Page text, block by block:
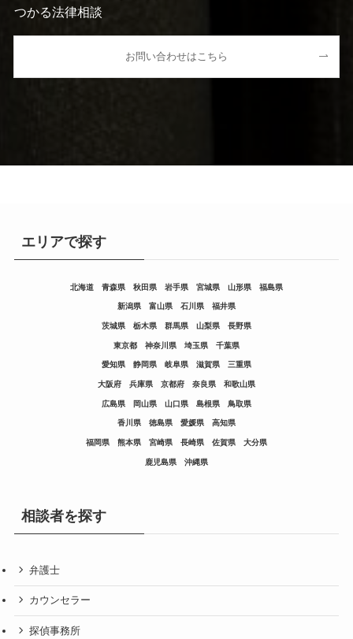
つかる法律相談
お問い合わせはこちら
エリアで探す
北海道 青森県 秋田県 岩手県 宮城県 山形県 福島県
新潟県 富山県 石川県 福井県
茨城県 栃木県 群馬県 山梨県 長野県
東京都 神奈川県 埼玉県 千葉県
愛知県 静岡県 岐阜県 滋賀県 三重県
大阪府 兵庫県 京都府 奈良県 和歌山県
広島県 岡山県 山口県 島根県 鳥取県
香川県 徳島県 愛媛県 高知県
福岡県 熊本県 宮崎県 長崎県 佐賀県 大分県
鹿児島県 沖縄県
相談者を探す
弁護士
カウンセラー
探偵事務所